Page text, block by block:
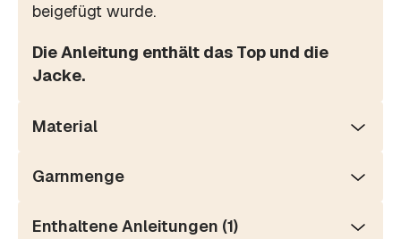
beigefügt wurde.
Die Anleitung enthält das Top und die
Jacke.
Material
Garnmenge
Enthaltene Anleitungen (1)